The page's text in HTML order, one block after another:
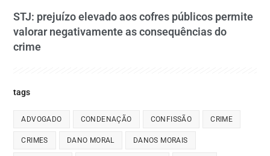
STJ: prejuízo elevado aos cofres públicos permite
valorar negativamente as consequências do
crime
tags
ADVOGADO CONDENAÇÃO CONFISSÃO CRIME
CRIMES DANO MORAL DANOS MORAIS